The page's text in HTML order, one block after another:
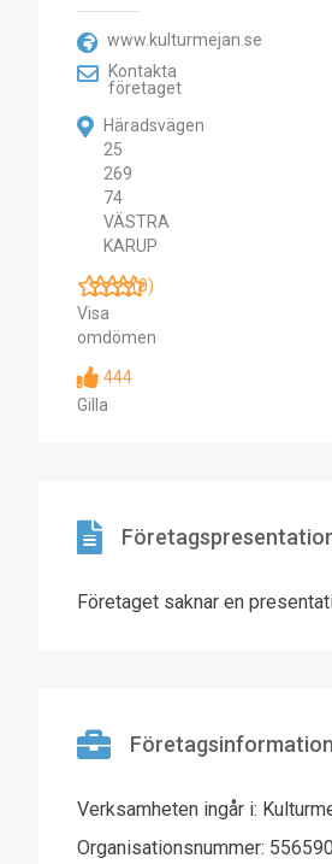
www.kulturmejan.se
Kontakta
företaget
Häradsvägen
25
269
74
VÄSTRA
KARUP
(0)
Visa
omdömen
444
Gilla
Företaget saknar en
Företagsinformation
Verksamheten ingår i:
Organisationsnummer: